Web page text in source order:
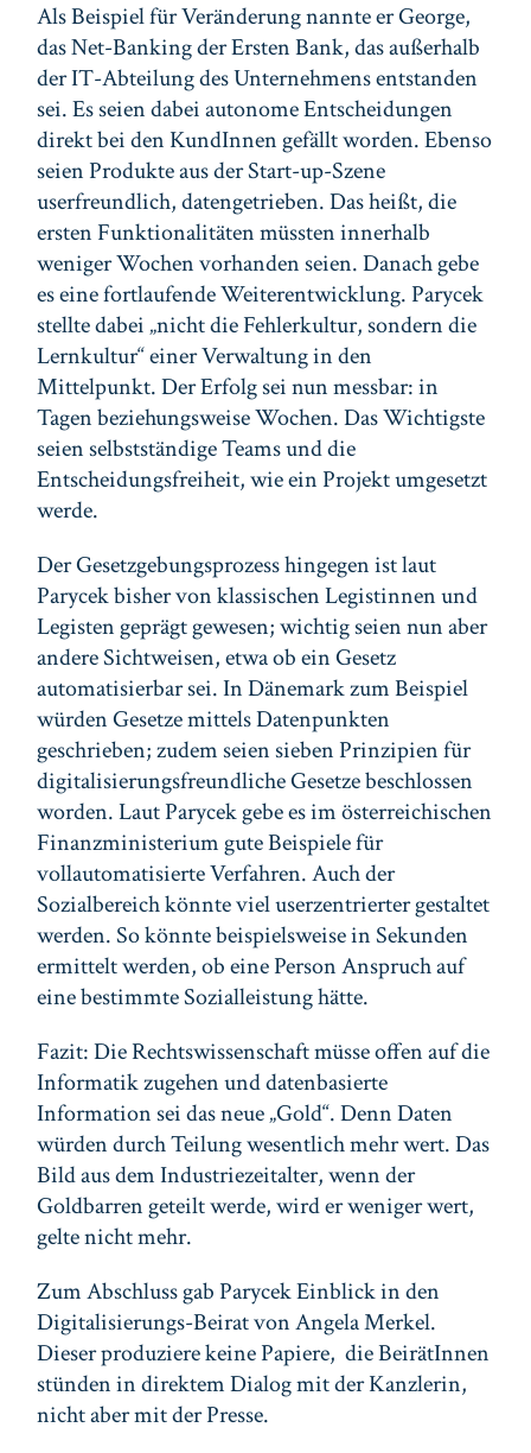
Als Beispiel für Veränderung nannte er George,
das Net-Banking der Ersten Bank, das außerhalb
der IT-Abteilung des Unternehmens entstanden
sei. Es seien dabei autonome Entscheidungen
direkt bei den KundInnen gefällt worden. Ebenso
seien Produkte aus der Start-up-Szene
userfreundlich, datengetrieben. Das heißt, die
ersten Funktionalitäten müssten innerhalb
weniger Wochen vorhanden seien. Danach gebe
es eine fortlaufende Weiterentwicklung. Parycek
stellte dabei „nicht die Fehlerkultur, sondern die
Lernkultur“ einer Verwaltung in den
Mittelpunkt. Der Erfolg sei nun messbar: in
Tagen beziehungsweise Wochen. Das Wichtigste
seien selbstständige Teams und die
Entscheidungsfreiheit, wie ein Projekt umgesetzt
werde.
Der Gesetzgebungsprozess hingegen ist laut
Parycek bisher von klassischen Legistinnen und
Legisten geprägt gewesen; wichtig seien nun aber
andere Sichtweisen, etwa ob ein Gesetz
automatisierbar sei. In Dänemark zum Beispiel
würden Gesetze mittels Datenpunkten
geschrieben; zudem seien sieben Prinzipien für
digitalisierungsfreundliche Gesetze beschlossen
worden. Laut Parycek gebe es im österreichischen
Finanzministerium gute Beispiele für
vollautomatisierte Verfahren. Auch der
Sozialbereich könnte viel userzentrierter gestaltet
werden. So könnte beispielsweise in Sekunden
ermittelt werden, ob eine Person Anspruch auf
eine bestimmte Sozialleistung hätte.
Fazit: Die Rechtswissenschaft müsse offen auf die
Informatik zugehen und datenbasierte
Information sei das neue „Gold“. Denn Daten
würden durch Teilung wesentlich mehr wert. Das
Bild aus dem Industriezeitalter, wenn der
Goldbarren geteilt werde, wird er weniger wert,
gelte nicht mehr.
Zum Abschluss gab Parycek Einblick in den
Digitalisierungs-Beirat von Angela Merkel.
Dieser produziere keine Papiere, die BeirätInnen
stünden in direktem Dialog mit der Kanzlerin,
nicht aber mit der Presse.